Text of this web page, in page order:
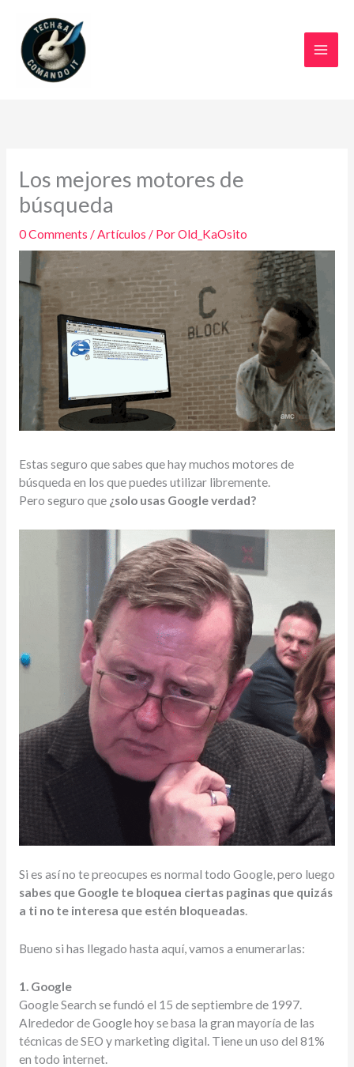
contenido
Los mejores motores de
búsqueda
0 Comments /Artículos / PorOld_KaOsito
Estas seguro que sabes que hay muchos motores de
búsqueda en los que puedes utilizar libremente.
Pero seguro que ¿solo usas Google verdad?
Si es así no te preocupes es normal todo Google, pero luego
sabes que Google te bloquea ciertas paginas que quizás
a ti no te interesa que estén bloqueadas.
Bueno si has llegado hasta aquí, vamos a enumerarlas:
1. Google
Google Search se fundó el 15 de septiembre de 1997.
Alrededor de Google hoy se basa la gran mayoría de las
técnicas de SEO y marketing digital. Tiene un uso del 81%
en todo internet.